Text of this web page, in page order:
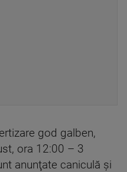
god galben,
ora 12:00 – 3
anunţate caniculă şi